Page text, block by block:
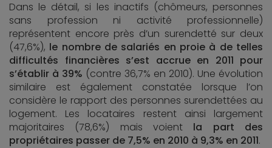
Dans le détail, si les inactifs (chômeurs, personnes
sans profession ni activité professionnelle)
représentent encore près d’un surendetté sur deux
(47,6%), le nombre de salariés en proie à de telles
difficultés financières s’est accrue en 2011 pour
s’établir à 39% (contre 36,7% en 2010). Une évolution
similaire est également constatée lorsque l’on
considère le rapport des personnes surendettées au
logement. Les locataires restent ainsi largement
majoritaires (78,6%) mais voient la part des
propriétaires passer de 7,5% en 2010 à 9,3% en 2011.